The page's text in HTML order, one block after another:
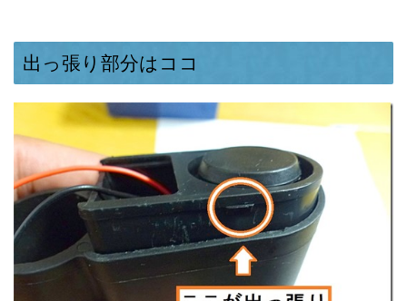
出っ張り部分はココ